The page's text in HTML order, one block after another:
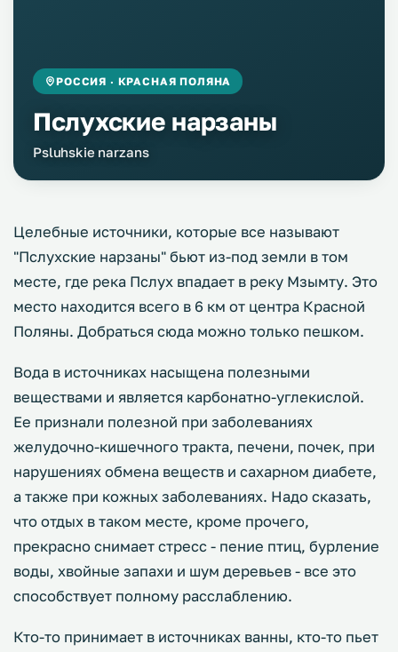
РОССИЯ · КРАСНАЯ ПОЛЯНА
Пслухские нарзаны
Psluhskie narzans
Целебные источники, которые все называют
"Пслухские нарзаны" бьют из-под земли в том
месте, где река Пслух впадает в реку Мзымту. Это
место находится всего в 6 км от центра Красной
Поляны. Добраться сюда можно только пешком.
Вода в источниках насыщена полезными
веществами и является карбонатно-углекислой.
Ее признали полезной при заболеваниях
желудочно-кишечного тракта, печени, почек, при
нарушениях обмена веществ и сахарном диабете,
а также при кожных заболеваниях. Надо сказать,
что отдых в таком месте, кроме прочего,
прекрасно снимает стресс - пение птиц, бурление
воды, хвойные запахи и шум деревьев - все это
способствует полному расслаблению.
Кто-то принимает в источниках ванны, кто-то пьет